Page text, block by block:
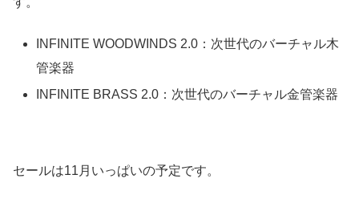
INFINITE WOODWINDS 2.0：次世代のバーチャル木
管楽器
INFINITE BRASS 2.0：次世代のバーチャル金管楽器
セールは11月いっぱいの予定です。